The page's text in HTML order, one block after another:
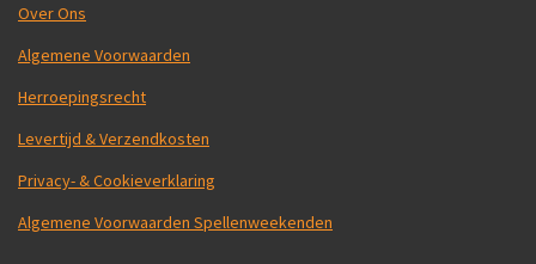
Over Ons
Algemene Voorwaarden
Herroepingsrecht
Levertijd & Verzendkosten
Privacy- & Cookieverklaring
Algemene Voorwaarden Spellenweekenden